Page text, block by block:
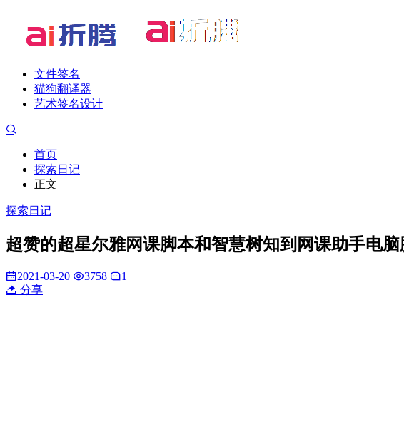
文件签名
猫狗翻译器
艺术签名设计
首页
探索日记
正文
探索日记
超赞的超星尔雅网课脚本和智慧树知到网课助手电脑
2021-03-20 3758
1
分享